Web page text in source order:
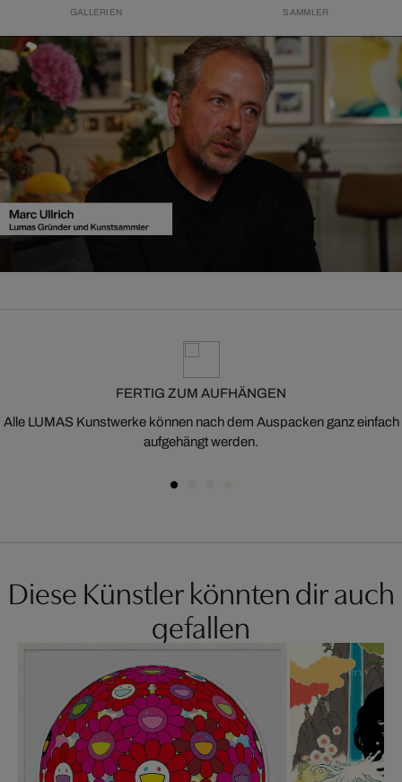
GALLERIEN SAMMLER
FERTIG ZUM AUFHÄNGEN
Alle LUMAS Kunstwerke können nach dem Auspacken ganz einfach
aufgehängt werden.
Diese Künstler könnten dir auch
gefallen